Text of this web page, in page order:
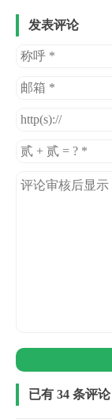
发表评论
已有 34 条评论